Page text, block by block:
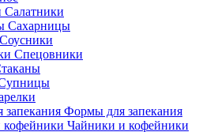
Салатники
Сахарницы
Соусники
Спецовники
Формы для запекания
Чайники и кофейники